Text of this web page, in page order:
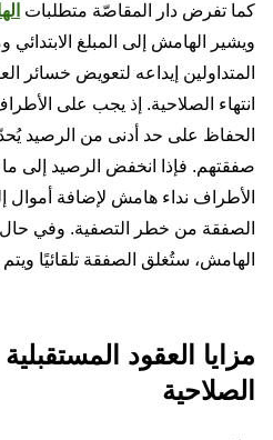
كما تفرض دار المقاصّة متطلبات
ويشير الهامش إلى المبلغ
المتداولين إيداعه لتعويض خسائر
انتهاء الصلاحية. إذ يجب على
الحفاظ على حد أدنى من الرصيد
صفقتهم. فإذا انخفض الرصيد إلى ما
الأطراف نداء هامش لإضافة
الصفقة من خطر التصفية. وفي حال
الهامش، ستُغلق الصفقة تلقائيًا ويتم
مزايا العقود
الصلاحية